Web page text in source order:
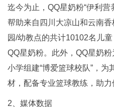
迄今为止，QQ星奶粉“伊利营
帮助来自四川大凉山和云南
园/幼教点的共计10102名儿
QQ星奶粉。此外，QQ星奶
小学组建“博爱篮球校队”，
材，配备专业篮球教练，助力
2、媒体数据